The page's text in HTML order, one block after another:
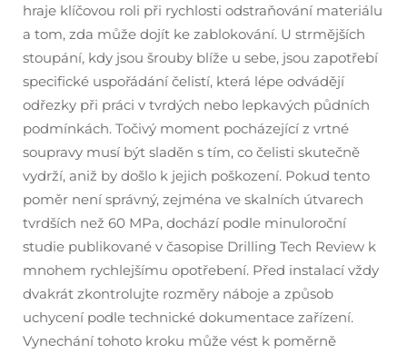
hraje klíčovou roli při rychlosti odstraňování materiálu
a tom, zda může dojít ke zablokování. U strmějších
stoupání, kdy jsou šrouby blíže u sebe, jsou zapotřebí
specifické uspořádání čelistí, která lépe odvádějí
odřezky při práci v tvrdých nebo lepkavých půdních
podmínkách. Točivý moment pocházející z vrtné
soupravy musí být sladěn s tím, co čelisti skutečně
vydrží, aniž by došlo k jejich poškození. Pokud tento
poměr není správný, zejména ve skalních útvarech
tvrdších než 60 MPa, dochází podle minuloroční
studie publikované v časopise Drilling Tech Review k
mnohem rychlejšímu opotřebení. Před instalací vždy
dvakrát zkontrolujte rozměry náboje a způsob
uchycení podle technické dokumentace zařízení.
Vynechání tohoto kroku může vést k poměrně